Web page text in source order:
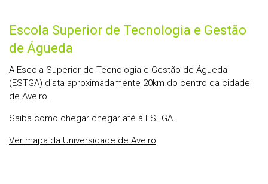
Escola Superior de Tecnologia e Gestão
de Águeda
A Escola Superior de Tecnologia e Gestão de Águeda
(ESTGA) dista aproximadamente 20km do centro da cidade
de Aveiro.
Saiba como chegar chegar até à ESTGA.
Ver mapa da Universidade de Aveiro